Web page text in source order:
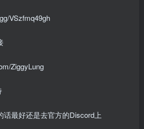
VSzfmq49gh
ZiggyLung
话最好还是去官方的Discord上